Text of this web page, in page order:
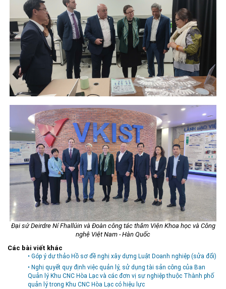
Đại sứDeirdre Ní Fhallúin và Đoàn công tác thăm Viện Khoa học và Công
nghệ Việt Nam - Hàn Quốc
Các bài viết khác
• Góp ý dự thảo Hồ sơ đề nghị xây dựng Luật Doanh nghiệp (sửa đổi)
• Nghị quyết quy định việc quản lý, sử dụng tài sản công của Ban
Quản lý Khu CNC Hòa Lạc và các đơn vị sự nghiệp thuộc Thành phố
quản lý trong Khu CNC Hòa Lạc có hiệu lực